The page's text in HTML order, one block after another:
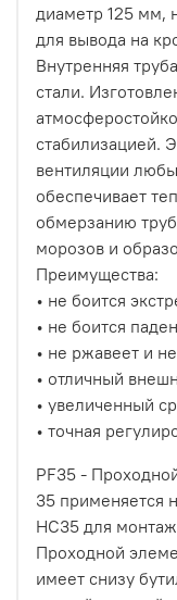
диаметр 125 мм,
для вывода на
Внутренняя
стали.
стабилизацией.
вентиляции
обеспечивает
обмерзанию
морозов и
Преимущества:
• не боится
• не боится
• не ржавеет и
• отличный
• увеличенный
• точная
PF35 -
35 применяется
НС35 для
Проходной
имеет снизу